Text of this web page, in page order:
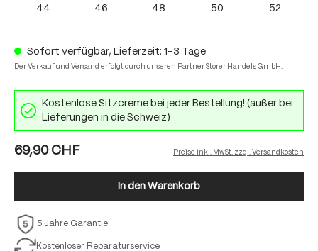
44 46 48 50 52
Sofort verfügbar, Lieferzeit: 1-3 Tage
Der Verkauf und Versand erfolgt durch unseren Partner Storer Handels GmbH.
Kostenlose Sitzcreme bei jeder Bestellung! (außer bei
Lieferungen in die Schweiz)
69,90 CHF Preise inkl. MwSt. zzgl. Versandkosten
In den Warenkorb
5 Jahre Garantie
Kostenloser Reparaturservice